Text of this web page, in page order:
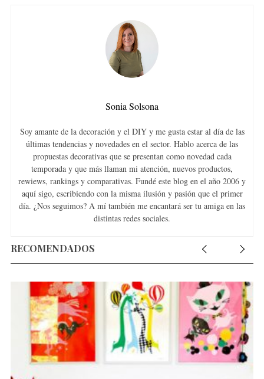
Sonia Solsona
Soy amante de la decoración y el DIY y me gusta estar al día de las
últimas tendencias y novedades en el sector. Hablo acerca de las
propuestas decorativas que se presentan como novedad cada
temporada y que más llaman mi atención, nuevos productos,
rewiews, rankings y comparativas. Fundé este blog en el año 2006 y
aquí sigo, escribiendo con la misma ilusión y pasión que el primer
día. ¿Nos seguimos? A mí también me encantará ser tu amiga en las
distintas redes sociales.
RECOMENDADOS